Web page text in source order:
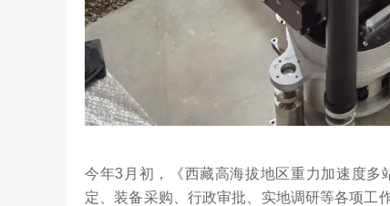
今年3月初，《西藏高海拔地区重力加速度多
定、装备采购、行政审批、实地调研等各项工